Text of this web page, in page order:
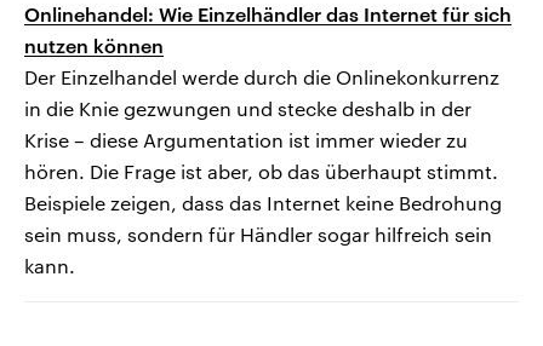
Onlinehandel: Wie Einzelhändler das Internet für sich
nutzen können
Der Einzelhandel werde durch die Onlinekonkurrenz
in die Knie gezwungen und stecke deshalb in der
Krise – diese Argumentation ist immer wieder zu
hören. Die Frage ist aber, ob das überhaupt stimmt.
Beispiele zeigen, dass das Internet keine Bedrohung
sein muss, sondern für Händler sogar hilfreich sein
kann.